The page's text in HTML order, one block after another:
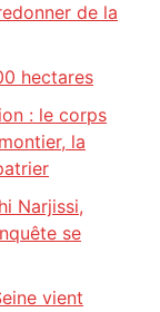
de la
hectares
: le corps
la
Narjissi,
se
vient